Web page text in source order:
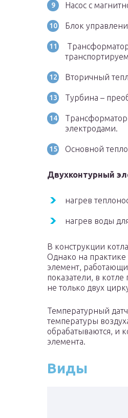
Насос с
Блок
Вторичный
Турбина –
Трансформатор
электродами.
Основной
Двухконтурный
нагрев
нагрев воды
В конструкции
Однако на
элемент,
показатели, в
не только двух
Температурный
температуры
обрабатываются, и
элемента.
Виды